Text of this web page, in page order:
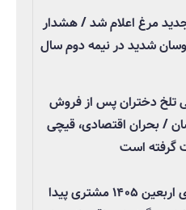
مرغ اعلام شد / هشدار
شدید در نیمه دوم سال
تلخ دختران پس از فروش
/ بحران اقتصادی، قیچی
گرفته است
دینارهای اربعین ۱۴۰۵ مشتری پیدا